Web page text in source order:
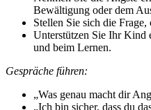
Bewältigung oder dem
Stellen Sie sich die
Unterstützen Sie Ihr Kind
und beim Lernen.
Gespräche führen:
„Was genau macht dir
„Ich bin sicher, dass du